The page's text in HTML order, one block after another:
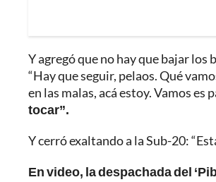
Y agregó que no hay que bajar los
“Hay que seguir, pelaos. Qué
en las malas, acá estoy. Vamos es
tocar”.
Y cerró exaltando a la Sub-20:
En video, la despachada del